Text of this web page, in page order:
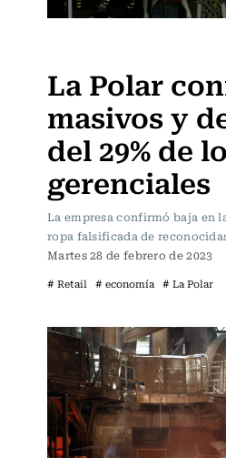
La Polar
masivos y
del 29% de
gerenciales
La empresa confirmó baja en
ropa falsificada de
Martes 28 de febrero de 2023
# Retail # economía # La Polar